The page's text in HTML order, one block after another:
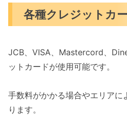
各種クレジットカ
JCB、VISA、Mastercord、
ットカードが使用可能です。
手数料がかかる場合やエリアに
ります。